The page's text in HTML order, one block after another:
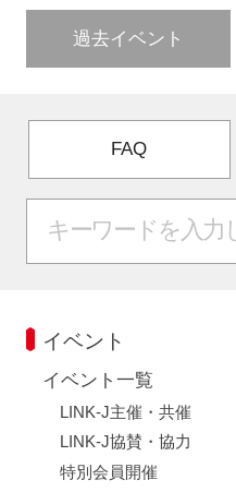
過去イベント
FAQ
イベント
イベント一覧
LINK-J主催・共催
LINK-J協賛・協力
特別会員開催